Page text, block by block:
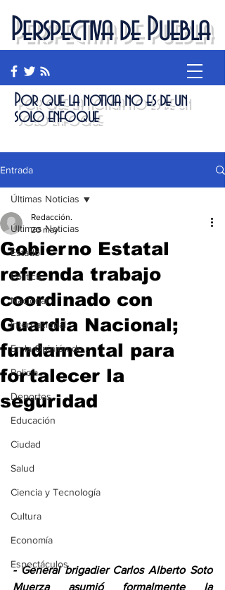
Perspectiva de Puebla
Por que la noticia no es de un
solo enfoque
Entrada
Últimas Noticias
Estado
Política
Nacional
Internacional
En la Opinión de...
Policía
Deportes
Educación
Ciudad
Salud
Ciencia y Tecnología
Cultura
Economía
Espectáculos
Últimas Noticias
Gobierno Estatal
refrenda trabajo
coordinado con
Guardia Nacional;
fundamental para
fortalecer la
seguridad
Redacción.
20 may
- General brigadier Carlos Alberto Soto
Muerza asumió formalmente la